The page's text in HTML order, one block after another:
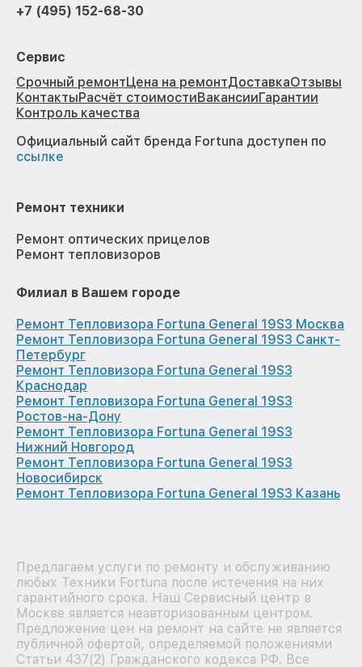
+7 (495) 152-68-30
Сервис
Срочный ремонтЦена на ремонтДоставкаОтзывы
КонтактыРасчёт стоимостиВакансииГарантии
Контроль качества
Официальный сайт бренда Fortuna доступен по
ссылке
Ремонт техники
Ремонт оптических прицелов
Ремонт тепловизоров
Филиал в Вашем городе
Ремонт Тепловизора Fortuna General 19S3 Москва
Ремонт Тепловизора Fortuna General 19S3 Санкт-
Петербург
Ремонт Тепловизора Fortuna General 19S3
Краснодар
Ремонт Тепловизора Fortuna General 19S3
Ростов-на-Дону
Ремонт Тепловизора Fortuna General 19S3
Нижний Новгород
Ремонт Тепловизора Fortuna General 19S3
Новосибирск
Ремонт Тепловизора Fortuna General 19S3 Казань
Предлагаем услуги по ремонту и обслуживанию
любых Техники Fortuna после истечения на них
гарантийного срока. Наш Сервисный центр в
Москве является неавторизованным центром.
Предложение цен на ремонт на сайте не является
публичной офертой, определяемой положениями
Статьи 437(2) Гражданского кодекса РФ. Все